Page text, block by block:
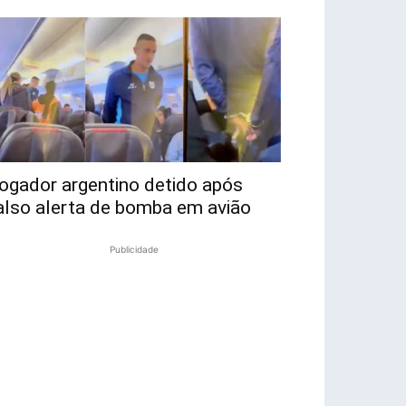
argentino detido após
alerta de bomba em avião
Publicidade